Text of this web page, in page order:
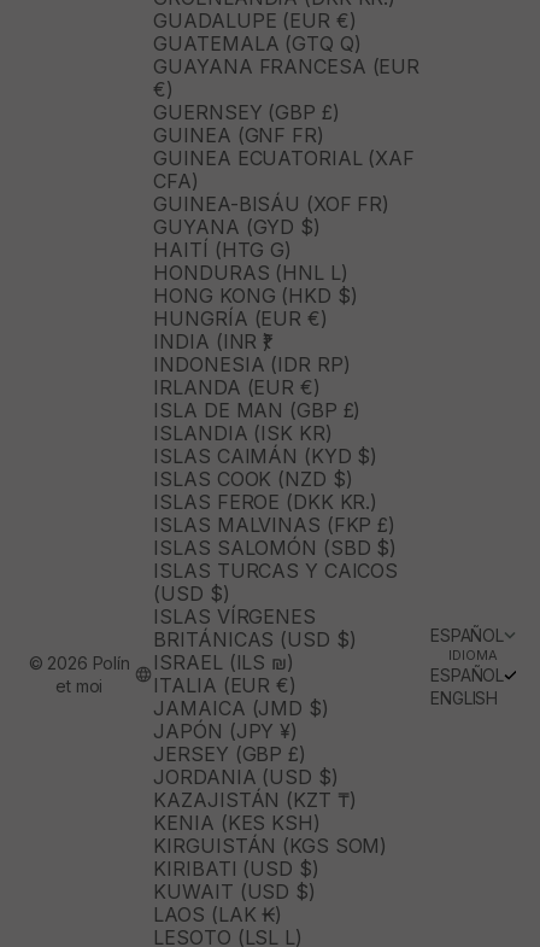
GUADALUPE (EUR €)
GUATEMALA (GTQ Q)
GUAYANA FRANCESA (EUR
€)
GUERNSEY (GBP £)
GUINEA (GNF FR)
GUINEA ECUATORIAL (XAF
CFA)
GUINEA-BISÁU (XOF FR)
GUYANA (GYD $)
HAITÍ (HTG G)
HONDURAS (HNL L)
HONG KONG (HKD $)
HUNGRÍA (EUR €)
INDIA (INR ₹)
INDONESIA (IDR RP)
IRLANDA (EUR €)
ISLA DE MAN (GBP £)
ISLANDIA (ISK KR)
ISLAS CAIMÁN (KYD $)
ISLAS COOK (NZD $)
ISLAS FEROE (DKK KR.)
ISLAS MALVINAS (FKP £)
ISLAS SALOMÓN (SBD $)
ISLAS TURCAS Y CAICOS
(USD $)
ISLAS VÍRGENES
BRITÁNICAS (USD $)
ISRAEL (ILS ₪)
ITALIA (EUR €)
JAMAICA (JMD $)
JAPÓN (JPY ¥)
JERSEY (GBP £)
JORDANIA (USD $)
KAZAJISTÁN (KZT ₸)
KENIA (KES KSH)
KIRGUISTÁN (KGS SOM)
KIRIBATI (USD $)
KUWAIT (USD $)
LAOS (LAK ₭)
LESOTO (LSL L)
ESPAÑOL
IDIOMA
ESPAÑOL
ENGLISH
© 2026 Polín
et moi